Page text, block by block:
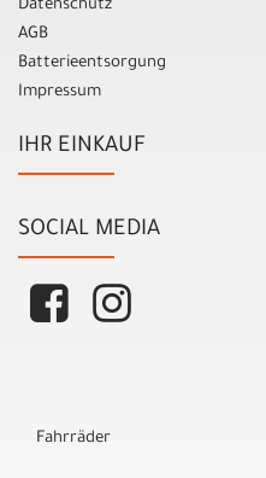
Datenschutz
AGB
Batterieentsorgung
Impressum
IHR EINKAUF
SOCIAL MEDIA
Fahrräder